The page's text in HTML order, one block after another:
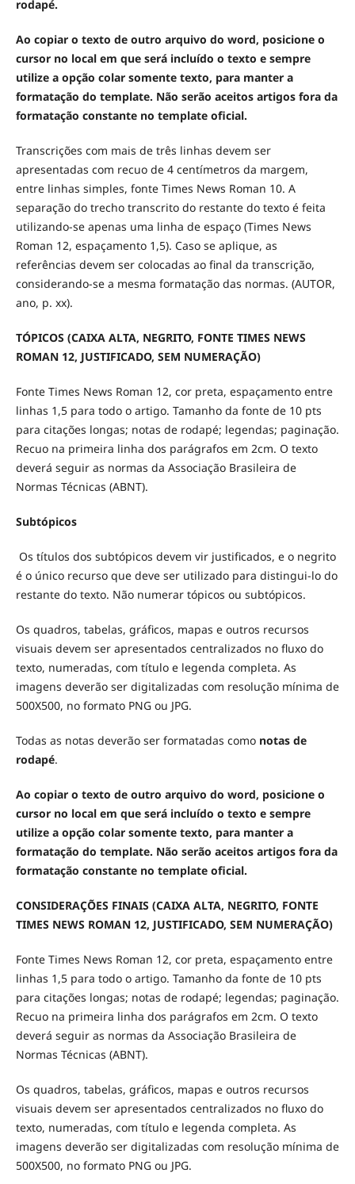
rodapé.
Ao copiar o texto de outro arquivo do word, posicione o
cursor no local em que será incluído o texto e sempre
utilize a opção colar somente texto, para manter a
formatação do template. Não serão aceitos artigos fora da
formatação constante no template oficial.
Transcrições com mais de três linhas devem ser
apresentadas com recuo de 4 centímetros da margem,
entre linhas simples, fonte Times News Roman 10. A
separação do trecho transcrito do restante do texto é feita
utilizando-se apenas uma linha de espaço (Times News
Roman 12, espaçamento 1,5). Caso se aplique, as
referências devem ser colocadas ao final da transcrição,
considerando-se a mesma formatação das normas. (AUTOR,
ano, p. xx).
TÓPICOS (CAIXA ALTA, NEGRITO, FONTE TIMES NEWS
ROMAN 12, JUSTIFICADO, SEM NUMERAÇÃO)
Fonte Times News Roman 12, cor preta, espaçamento entre
linhas 1,5 para todo o artigo. Tamanho da fonte de 10 pts
para citações longas; notas de rodapé; legendas; paginação.
Recuo na primeira linha dos parágrafos em 2cm. O texto
deverá seguir as normas da Associação Brasileira de
Normas Técnicas (ABNT).
Subtópicos
Os títulos dos subtópicos devem vir justificados, e o negrito
é o único recurso que deve ser utilizado para distingui-lo do
restante do texto. Não numerar tópicos ou subtópicos.
Os quadros, tabelas, gráficos, mapas e outros recursos
visuais devem ser apresentados centralizados no fluxo do
texto, numeradas, com título e legenda completa. As
imagens deverão ser digitalizadas com resolução mínima de
500X500, no formato PNG ou JPG.
Todas as notas deverão ser formatadas como notas de
rodapé.
Ao copiar o texto de outro arquivo do word, posicione o
cursor no local em que será incluído o texto e sempre
utilize a opção colar somente texto, para manter a
formatação do template. Não serão aceitos artigos fora da
formatação constante no template oficial.
CONSIDERAÇÕES FINAIS (CAIXA ALTA, NEGRITO, FONTE
TIMES NEWS ROMAN 12, JUSTIFICADO, SEM NUMERAÇÃO)
Fonte Times News Roman 12, cor preta, espaçamento entre
linhas 1,5 para todo o artigo. Tamanho da fonte de 10 pts
para citações longas; notas de rodapé; legendas; paginação.
Recuo na primeira linha dos parágrafos em 2cm. O texto
deverá seguir as normas da Associação Brasileira de
Normas Técnicas (ABNT).
Os quadros, tabelas, gráficos, mapas e outros recursos
visuais devem ser apresentados centralizados no fluxo do
texto, numeradas, com título e legenda completa. As
imagens deverão ser digitalizadas com resolução mínima de
500X500, no formato PNG ou JPG.